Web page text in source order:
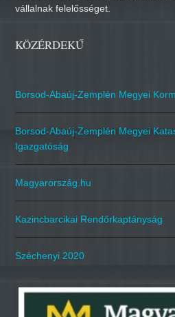
vállalnak felelősséget.
KÖZÉRDEKŰ
Borsod-Abaúj-Zemplén Megyei
Borsod-Abaúj-Zemplén Megyei
Igazgatóság
Magyarország.hu
Kazincbarcikai Rendőrkaptányság
Széchenyi 2020